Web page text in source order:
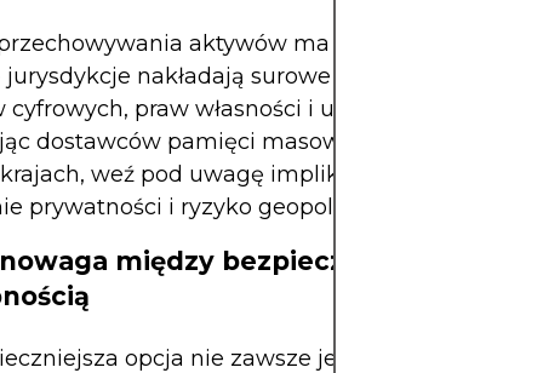
aktywów ma znaczenie prawne.
nakładają surowe przepisy
cyfrowych, praw własności i umów
dostawców pamięci masowej lub
weź pod uwagę implikacje podatkowe,
prywatności i ryzyko geopolityczne.
między bezpieczeństwem a
opcja nie zawsze jest idealna. Jeśli